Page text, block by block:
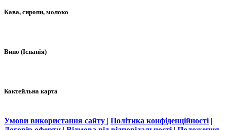
Кава, сиропи, молоко
Вино (Іспанія)
Коктейльна карта
Умови використання сайту | Політика конфіденційності |